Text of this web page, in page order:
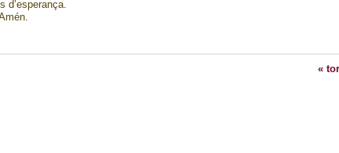
d’esperança.
«